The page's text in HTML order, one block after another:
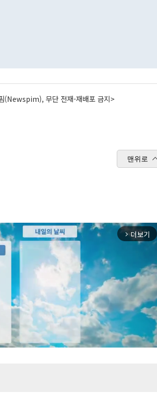
(Newspim), 무단 전재-재배포 금지>
맨위로
arrow_forward_ios 더보기